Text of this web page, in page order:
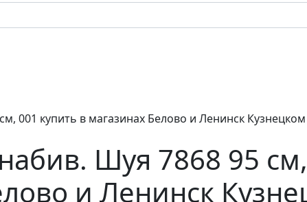
001 купить в магазинах Белово и Ленинск Кузнецком
Шуя 7868 95
и Ленинск